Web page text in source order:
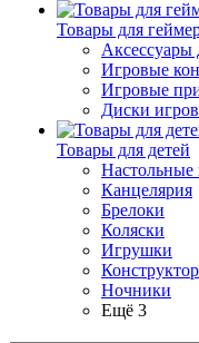
Товары для
Аксессуары
Игровые
Игровые
Диски
Товары для детей
Настольные
Канцелярия
Брелоки
Коляски
Игрушки
Ночники
Ещё 3